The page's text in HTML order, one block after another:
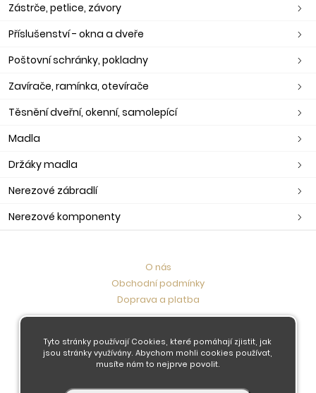
Zástrče, petlice, závory
Příslušenství - okna a dveře
Poštovní schránky, pokladny
Zavírače, ramínka, otevírače
Těsnění dveřní, okenní, samolepící
Madla
Držáky madla
Nerezové zábradlí
Nerezové komponenty
O nás
Obchodní podmínky
Doprava a platba
Kontaktujte nás
Tyto stránky používají Cookies, které pomáhají zjistit, jak
jsou stránky využívány. Abychom mohli cookies používat,
musíte nám to nejprve povolit.